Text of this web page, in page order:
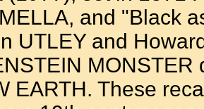
and "Black
UTLEY and
EARTH. These